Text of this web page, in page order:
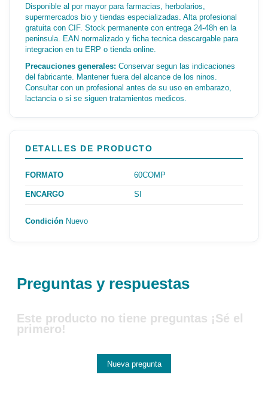
Disponible al por mayor para farmacias, herbolarios,
supermercados bio y tiendas especializadas. Alta profesional
gratuita con CIF. Stock permanente con entrega 24-48h en la
peninsula. EAN normalizado y ficha tecnica descargable para
integracion en tu ERP o tienda online.
Precauciones generales: Conservar segun las indicaciones
del fabricante. Mantener fuera del alcance de los ninos.
Consultar con un profesional antes de su uso en embarazo,
lactancia o si se siguen tratamientos medicos.
DETALLES DE PRODUCTO
FORMATO 60COMP
ENCARGO SI
Condición Nuevo
Preguntas y respuestas
Este producto no tiene preguntas ¡Sé el
primero!
Nueva pregunta